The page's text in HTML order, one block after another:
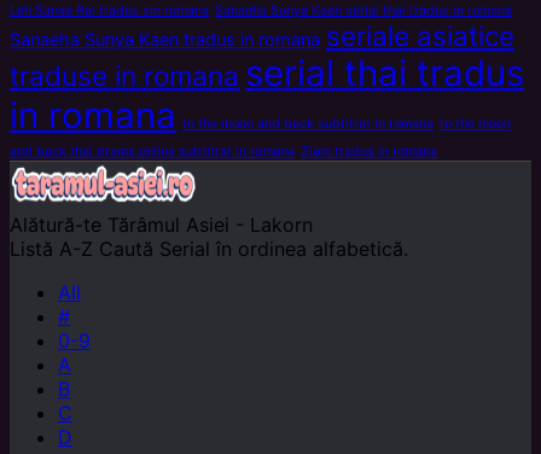
Leh Sanae Rai tradus sin romana Sanaeha Sunya Kaen serial thai tradus in romana
Sanaeha Sunya Kaen tradus in romana seriale asiatice
traduse in romana serial thai tradus
in romana to the moon and back subtitrat in romana to the moon
and back thai drama online subtitrat in romana Ziam tradus in romana
Alătură-te Tărâmul Asiei - Lakorn
Listă A-Z Caută Serial în ordinea alfabetică.
All
#
0-9
A
B
C
D